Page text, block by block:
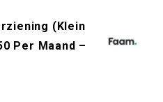
(Klein
Per Maand –